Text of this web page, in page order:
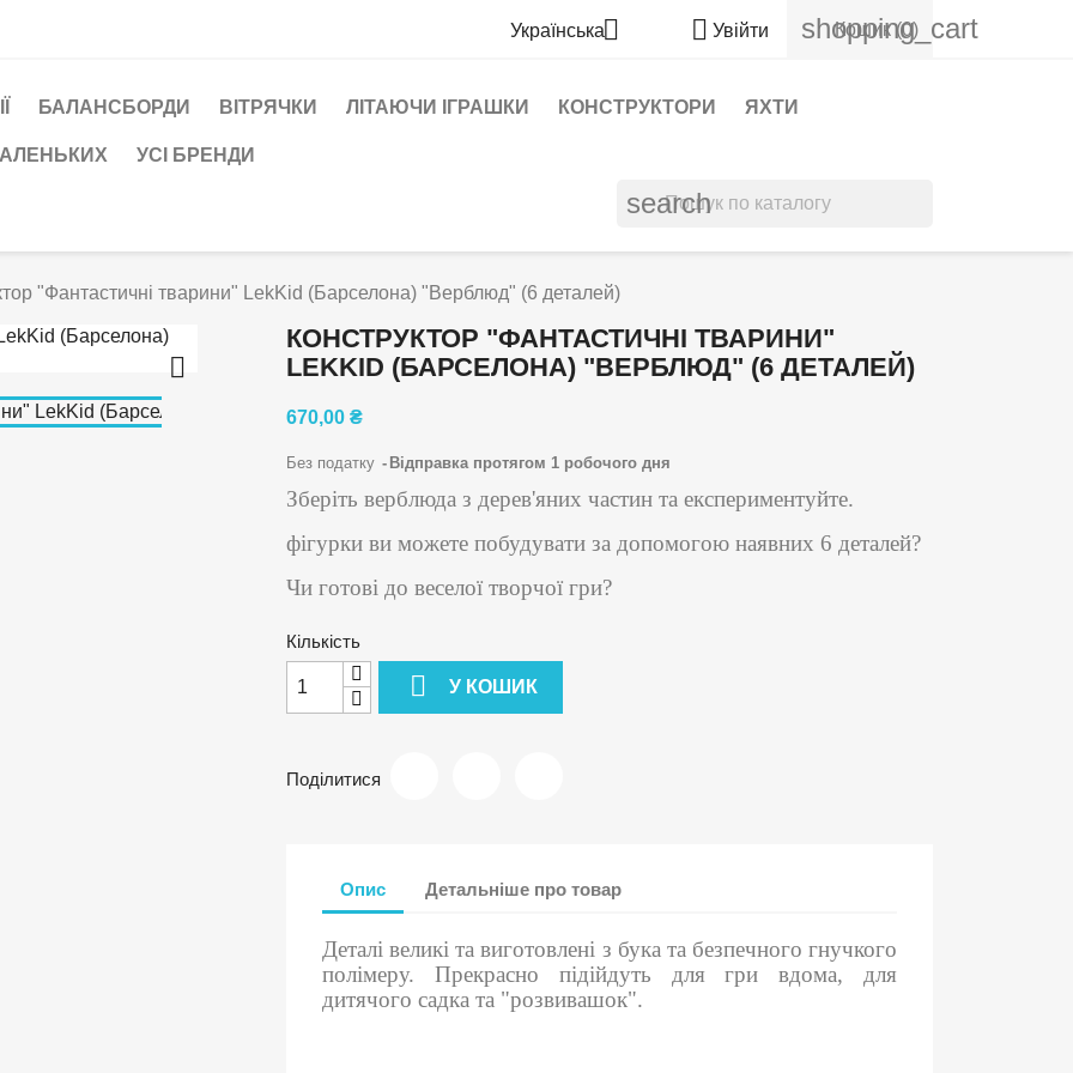
Українська  Увійти shopping_cart
Кошик (0)
БАЛАНСБОРДИ ВІТРЯЧКИ ЛІТАЮЧИ ІГРАШКИ КОНСТРУКТОРИ ЯХТИ
УСІ БРЕНДИ
search
"Фантастичні тварини" LekKid (Барселона) "Верблюд" (6 деталей)

КОНСТРУКТОР "ФАНТАСТИЧНІ ТВАРИНИ"
LEKKID (БАРСЕЛОНА) "ВЕРБЛЮД" (6 ДЕТАЛЕЙ)
670,00 ₴
Без податку Відправка протягом 1 робочого дня
Зберіть верблюда з дерев'яних частин та експериментуйте.
фігурки ви можете побудувати за допомогою наявних 6 деталей?
Чи готові до веселої творчої гри?
Кількість
 У КОШИК
Поділитися
Опис Детальніше про товар
Деталі великі та виготовлені з бука та безпечного гнучкого
полімеру. Прекрасно підійдуть для гри вдома, для
дитячого садка та "розвивашок".